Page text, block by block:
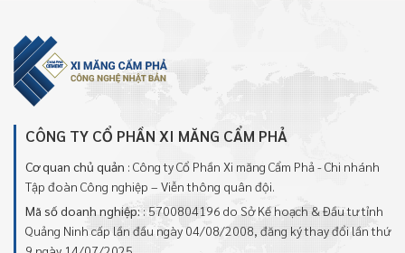
CÔNG TY CỔ PHẦN XI MĂNG CẨM PHẢ
Cơ quan chủ quản : Công ty Cổ Phần Xi măng Cẩm Phả - Chi nhánh
Tập đoàn Công nghiệp – Viễn thông quân đội.
Mã số doanh nghiệp: : 5700804196 do Sở Kế hoạch & Đầu tư tỉnh
Quảng Ninh cấp lần đầu ngày 04/08/2008, đăng ký thay đổi lần thứ